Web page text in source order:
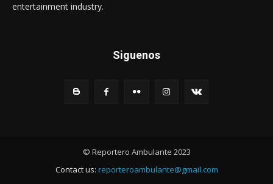
entertainment industry.
Siguenos
© Reportero Ambulante 2023
Contact us: reporteroambulante@gmail.com